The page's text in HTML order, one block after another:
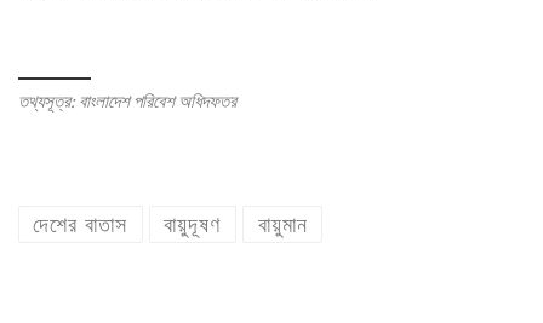
তথ্যসূত্র: বাংলাদেশ পরিবেশ অধিদফতর
দেশের বাতাস বায়ুদূষণ বায়ুমান